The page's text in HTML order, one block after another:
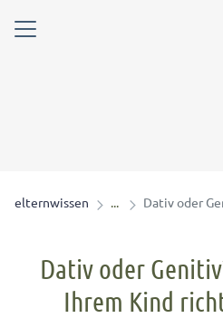
elternwissen Dativ oder
Dativ oder
Ihrem Kind